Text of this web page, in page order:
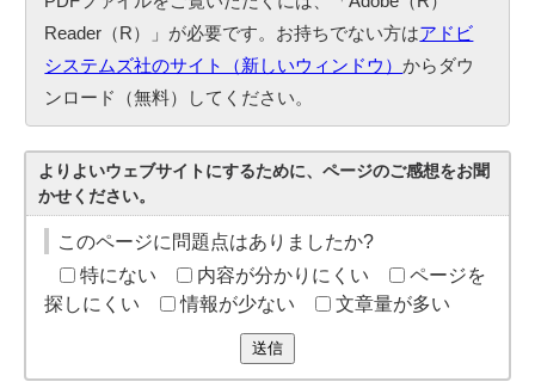
Reader（R）」が必要です。お持ちでない方はアドビ
システムズ社のサイト（新しいウィンドウ）からダウ
ンロード（無料）してください。
よりよいウェブサイトにするために、ページのご感想をお聞
かせください。
このページに問題点はありましたか?
特にない
内容が分かりにくい
ページを
探しにくい
情報が少ない 文章量が多い
送信